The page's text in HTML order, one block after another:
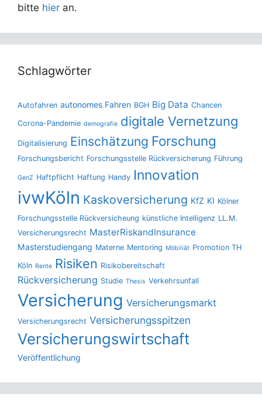
bitte hier an.
Schlagwörter
Autofahren autonomes Fahren BGH Big Data Chancen
Corona-Pandemie demografie digitale Vernetzung
Digitalisierung Einschätzung Forschung
Forschungsbericht Forschungsstelle Rückversicherung Führung
GenZ Haftpflicht Haftung Handy Innovation
ivwKöln Kaskoversicherung KfZ KI Kölner
Forschungsstelle Rückversicheung künstliche Intelligenz LL.M.
Versicherungsrecht MasterRiskandInsurance
Masterstudiengang Materne Mentoring Möbiliät Promotion TH
Köln Rente Risiken Risikobereitschaft
Rückversicherung Studie Thesis Verkehrsunfall
Versicherung Versicherungsmarkt
Versicherungsrecht Versicherungsspitzen
Versicherungswirtschaft
Veröffentlichung